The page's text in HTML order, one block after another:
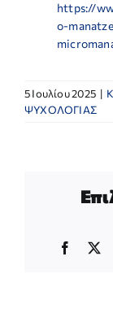
https://
o-
5 Ιουλίου 2025 |
ΨΥΧΟΛΟΓΙΑΣ